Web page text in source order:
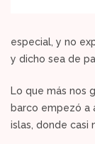
especial, y no
y dicho sea de
Lo que más nos
barco empezó a
islas, donde casi